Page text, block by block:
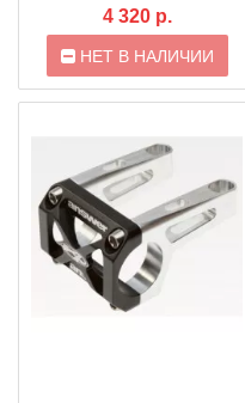
4 320 р.
НЕТ В НАЛИЧИИ